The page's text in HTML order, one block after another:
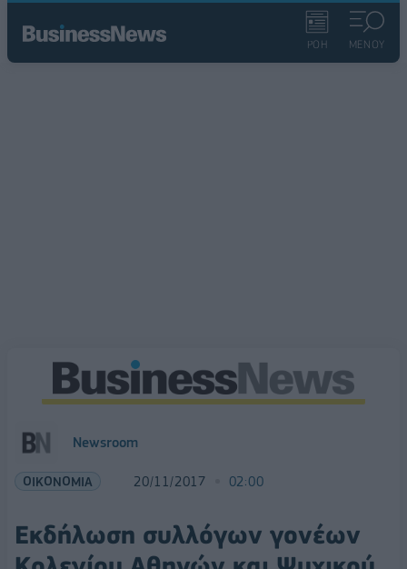
ΡΟΗ ΜΕΝΟΥ
Newsroom
ΟΙΚΟΝΟΜΙΑ 20/11/2017 02:00
Εκδήλωση συλλόγων γονέων